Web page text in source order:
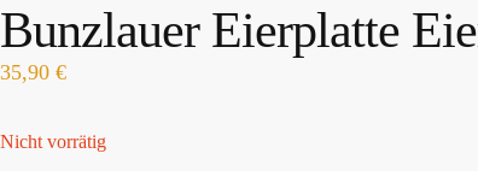
Bunzlauer Eierplatte
35,90 €
Nicht vorrätig